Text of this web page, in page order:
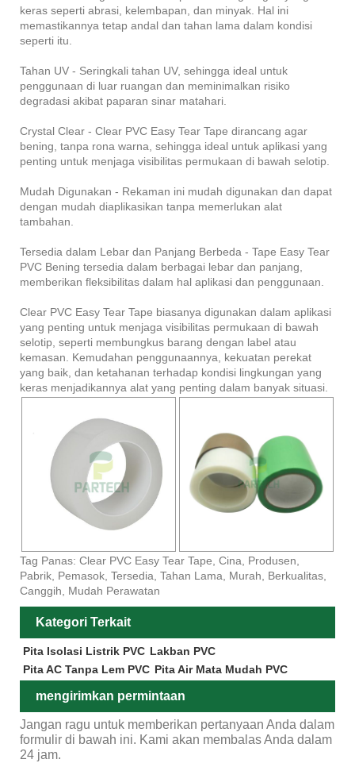
keras seperti abrasi, kelembapan, dan minyak. Hal ini
memastikannya tetap andal dan tahan lama dalam kondisi
seperti itu.
Tahan UV - Seringkali tahan UV, sehingga ideal untuk
penggunaan di luar ruangan dan meminimalkan risiko
degradasi akibat paparan sinar matahari.
Crystal Clear - Clear PVC Easy Tear Tape dirancang agar
bening, tanpa rona warna, sehingga ideal untuk aplikasi yang
penting untuk menjaga visibilitas permukaan di bawah selotip.
Mudah Digunakan - Rekaman ini mudah digunakan dan dapat
dengan mudah diaplikasikan tanpa memerlukan alat
tambahan.
Tersedia dalam Lebar dan Panjang Berbeda - Tape Easy Tear
PVC Bening tersedia dalam berbagai lebar dan panjang,
memberikan fleksibilitas dalam hal aplikasi dan penggunaan.
Clear PVC Easy Tear Tape biasanya digunakan dalam aplikasi
yang penting untuk menjaga visibilitas permukaan di bawah
selotip, seperti membungkus barang dengan label atau
kemasan. Kemudahan penggunaannya, kekuatan perekat
yang baik, dan ketahanan terhadap kondisi lingkungan yang
keras menjadikannya alat yang penting dalam banyak situasi.
Tag Panas: Clear PVC Easy Tear Tape, Cina, Produsen,
Pabrik, Pemasok, Tersedia, Tahan Lama, Murah, Berkualitas,
Canggih, Mudah Perawatan
Kategori Terkait
Pita Isolasi Listrik PVC Lakban PVC
Pita AC Tanpa Lem PVC Pita Air Mata Mudah PVC
mengirimkan permintaan
Jangan ragu untuk memberikan pertanyaan Anda dalam
formulir di bawah ini. Kami akan membalas Anda dalam
24 jam.